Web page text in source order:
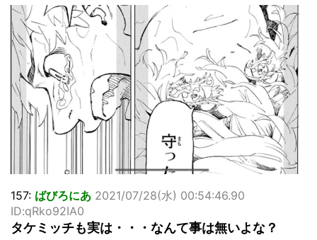
超能力が使えるようになったので限界まで極める事にした件
その２
北原ももさんの挑発!!!
【画像】『プリズマ☆イリヤ』の新グッズ、流石に一線を越
えてしまう
敵「ダンクーガは合体するまでが長過ぎてつまらない」←合
体する前から面白いんだよなぁ
まとめチェッカーは閉鎖しました。RSSの解除をお願いしま
す。
【信長の野望・新生】米問屋をどういう時にどこに建てるの
かわからない
NHKにようこそ！を見終えたんだがｗｗｗ
Powered by livedoor 相互RSS
157: ばびろにあ 2021/07/28(水) 00:54:46.90
ID:qRko92IA0
タケミッチも実は・・・なんて事は無いよな？